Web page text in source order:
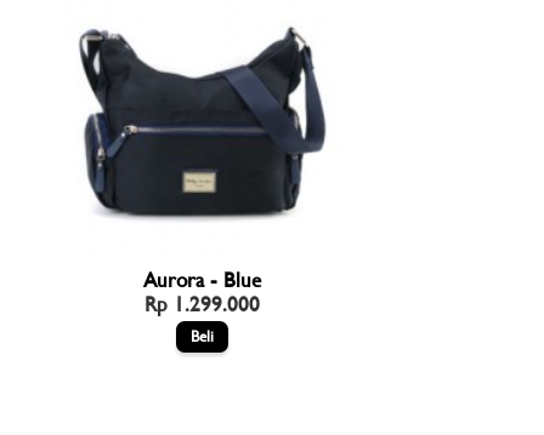
Aurora - Blue
Rp 1.299.000